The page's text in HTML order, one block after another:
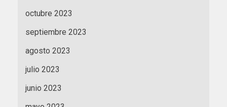
octubre 2023
septiembre 2023
agosto 2023
julio 2023
junio 2023